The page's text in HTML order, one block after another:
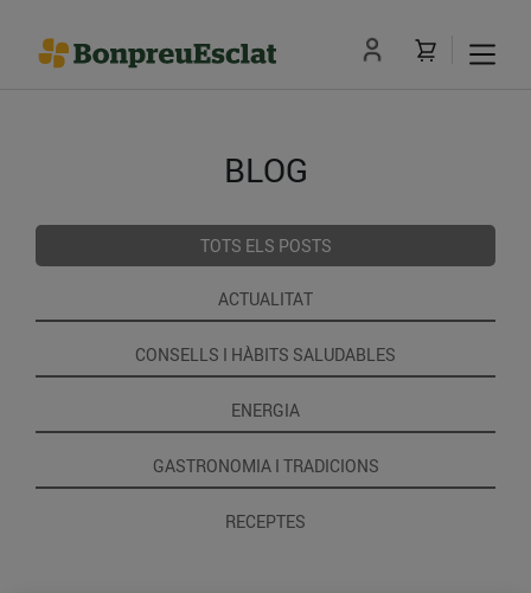
BLOG
TOTS ELS POSTS
ACTUALITAT
CONSELLS I HÀBITS SALUDABLES
ENERGIA
GASTRONOMIA I TRADICIONS
RECEPTES